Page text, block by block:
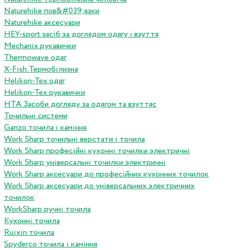
Naturehike пов&#039;язки
Naturehike аксесуари
HEY-sport засіб за доглядом одягу і взуття
Mechanix рукавички
Thermowave одяг
X-Fish Термобілизна
Helikon-Tex одяг
Helikon-Tex рукавички
HTA Засоби догляду за одягом та взуттяс
Точильні системи
Ganzo точила і каміння
Work Sharp точильні верстати і точила
Work Sharp професiйнi кухоннi точилки электричнi
Work Sharp унiверсальнi точилки электричнi
Work Sharp аксесуари до професiйних кухонних точилок
Work Sharp аксесуари до унiверсальних электричних
точилок
WorkSharp ручні точила
Кухонні точила
Ruixin точила
Spyderco точила і каміння